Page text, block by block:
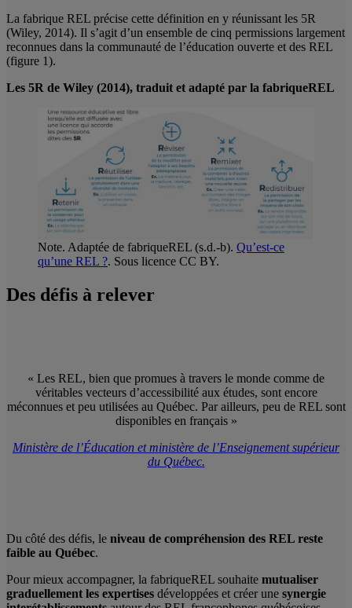
La fabrique REL précise cette définition en y réunissant les 5R
(Wiley, 2014). Il s’agit d’un ensemble de cinq permissions largement
reconnues dans la communauté de l’éducation ouverte et des REL
(figure 1).
Les 5R de Wiley (2014), traduit et adapté par la fabriqueREL
Note. Adaptée de fabriqueREL (s.d.-b). Qu’est-ce
qu’une REL ?. Sous licence CC BY.
Des défis à relever
« Les REL, bien que promues à travers le monde comme de
véritables vecteurs d’accessibilité aux études, sont encore
méconnues et peu utilisées au Québec. Par ailleurs, peu de REL sont
disponibles en français »
Ministère de l’Éducation et ministère de l’Enseignement supérieur
du Québec.
Du côté des défis, le niveau de compréhension des REL reste
faible au Québec.
Pour mieux accompagner, la fabriqueREL souhaite mutualiser
graduellement les expertises développées et créer une synergie